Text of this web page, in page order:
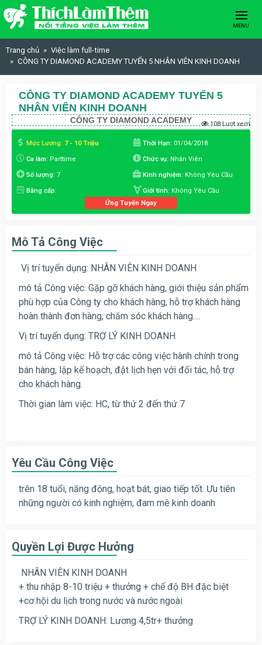
Skip to content
MENU
Trang chủ
Việc làm full-time
CÔNG TY DIAMOND ACADEMY TUYỂN 5 NHÂN VIÊN KINH DOANH
CÔNG TY DIAMOND ACADEMY TUYỂN 5
NHÂN VIÊN KINH DOANH
CÔNG TY DIAMOND ACADEMY 108 Lượt xem
Mức Lương: 7 - 10 Triệu Thời Hạn: 01/04/2018
Ca làm: Parttime Chức vụ: Nhân Viên
Số lượng: 7 Kinh nghiệm: Không Yêu Cầu
Bằng cấp: Giới tính: Không Yêu Cầu
Ứng Tuyển Ngay
Mô Tả Công Việc
Vị trí tuyển dụng: NHÂN VIÊN KINH DOANH
mô tả Công việc: Gặp gỡ khách hàng, giới thiệu sản phẩm
phù hợp của Công ty cho khách hàng, hỗ trợ khách hàng
hoàn thành đơn hàng, chăm sóc khách hàng….
Vị trí tuyển dụng: TRỢ LÝ KINH DOANH
mô tả Công việc: Hỗ trợ các công việc hành chính trong
bán hàng, lập kế hoạch, đặt lịch hẹn với đối tác, hỗ trợ
cho khách hàng.
Thời gian làm việc: HC, từ thứ 2 đến thứ 7
Yêu Cầu Công Việc
trên 18 tuổi, năng động, hoạt bát, giao tiếp tốt. Ưu tiên
những người có kinh nghiệm, đam mê kinh doanh
Quyền Lợi Được Hưởng
NHÂN VIÊN KINH DOANH
+ thu nhập 8-10 triệu + thưởng + chế độ BH đặc biệt
+cơ hội du lịch trong nước và nước ngoài
TRỢ LÝ KINH DOANH: Lương 4,5tr+ thưởng